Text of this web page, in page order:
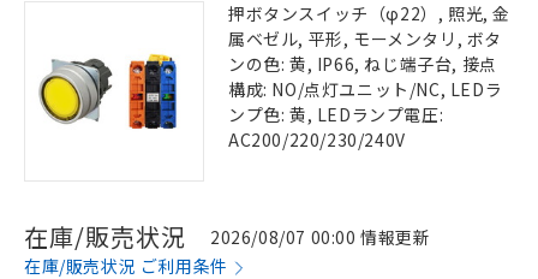
押ボタンスイッチ（φ22）, 照光, 金
属ベゼル, 平形, モーメンタリ, ボタ
ンの色: 黄, IP66, ねじ端子台, 接点
構成: NO/点灯ユニット/NC, LEDラ
ンプ色: 黄, LEDランプ電圧:
AC200/220/230/240V
在庫/販売状況
2026/08/07 00:00 情報更新
在庫/販売状況 ご利用条件